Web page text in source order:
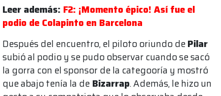
Leer además: F2: ¡Momento épico! Así fue el
podio de Colapinto en Barcelona
Después del encuentro, el piloto oriundo dePilar
subió al podio y se pudo observar cuando se sacó
la gorra con el sponsor de la categooría y mostró
que abajo tenía la de Bizarrap. Además, le hizo un